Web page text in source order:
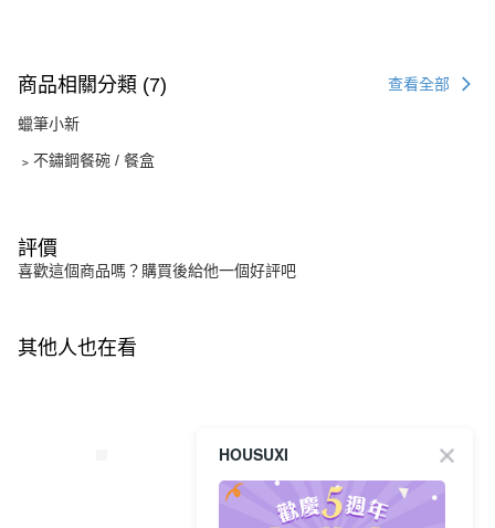
商品相關分類 (7) 查看全部
蠟筆小新
﹥不鏽鋼餐碗 / 餐盒
評價
喜歡這個商品嗎？購買後給他一個好評吧
其他人也在看
HOUSUXI